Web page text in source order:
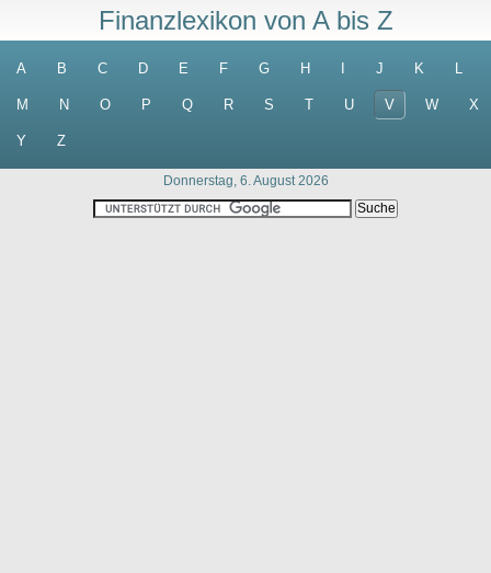
Finanzlexikon von A bis Z
A B C D E F G H J K L
M N O P Q R S T U V W X
Y Z
Donnerstag, 6. August 2026